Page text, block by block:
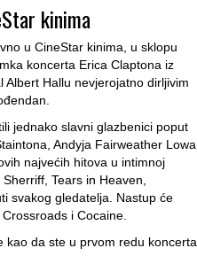
kinima
u CineStar kinima, u sklopu
koncerta Erica Claptona iz
Hallu nevjerojatno dirljivim
jednako slavni glazbenici poput
Andyja Fairweather Lowa
najvećih hitova u intimnoj
Tears in Heaven,
svakog gledatelja. Nastup će
i Cocaine.
kao da ste u prvom redu koncerta